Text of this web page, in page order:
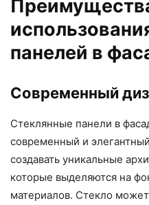
панелей в
Современный
Стеклянные панели в
современный и
создавать уникальные
которые выделяются на
материалов. Стекло